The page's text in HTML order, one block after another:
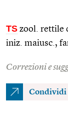
TS zool. rettile
iniz. maiusc.,
Correzioni e
Condividi